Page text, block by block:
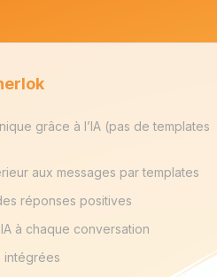
grâce à l’IA (pas de templates
aux messages par templates
réponses positives
à chaque conversation
intégrées